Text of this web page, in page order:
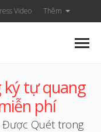
Video Thêm
ký tự quang
phí
Được Quét trong